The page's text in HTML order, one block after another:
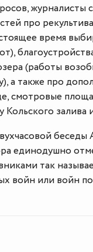
журналисты
про
время
(работы
а также про
смотровые
Кольского залива
единодушно
так
войн или войн